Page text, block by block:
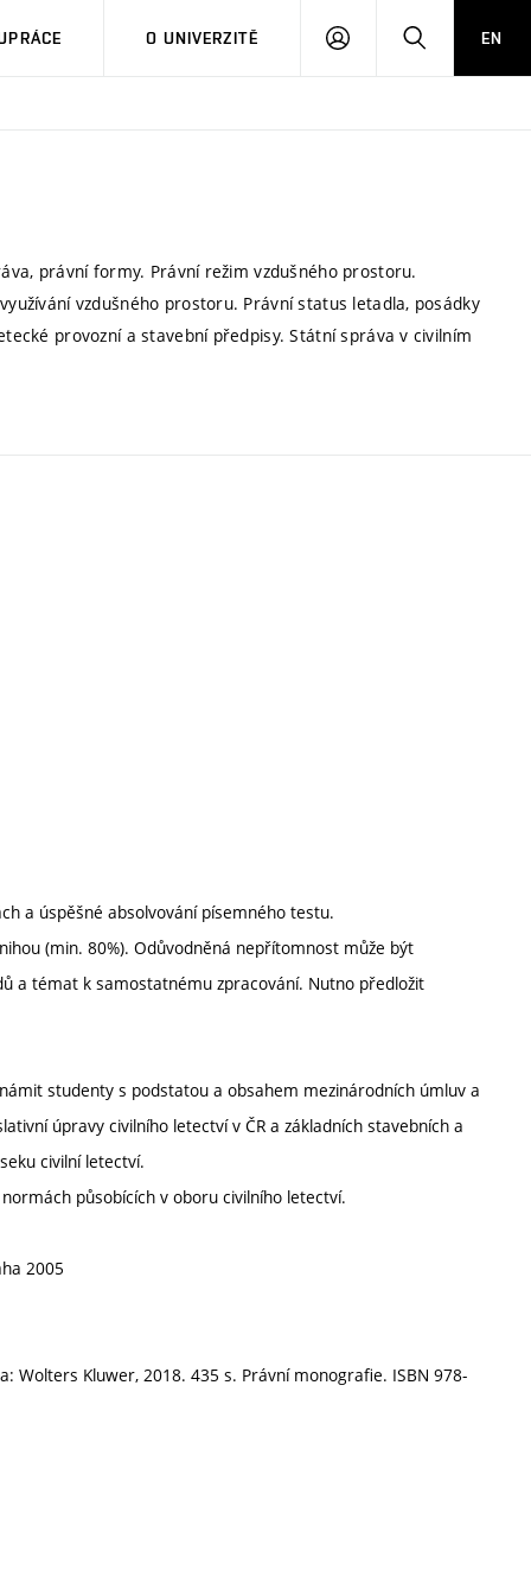
O UNIVERZITĚ
PŘIHLÁSIT HLEDATEN
právní formy. Právní režim vzdušného prostoru.
vzdušného prostoru. Právní status letadla, posádky
provozní a stavební předpisy. Státní správa v civilním
a úspěšné absolvování písemného testu.
(min. 80%). Odůvodněná nepřítomnost může být
a témat k samostatnému zpracování. Nutno předložit
studenty s podstatou a obsahem mezinárodních úmluv a
úpravy civilního letectví v ČR a základních stavebních a
civilní letectví.
působících v oboru civilního letectví.
2005
Wolters Kluwer, 2018. 435 s. Právní monografie. ISBN 978-